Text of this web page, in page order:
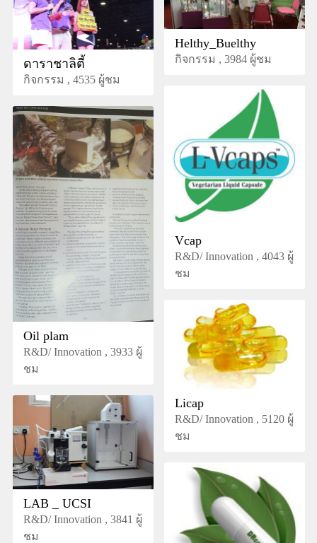
Helthy_Buelthy
กิจกรรม , 3984 ผู้ชม
ดาราชาลิตี้
กิจกรรม , 4535 ผู้ชม
Vcap
R&D/ Innovation , 4043 ผู้
ชม
Oil plam
R&D/ Innovation , 3933 ผู้
ชม
Licap
R&D/ Innovation , 5120 ผู้
ชม
LAB _ UCSI
R&D/ Innovation , 3841 ผู้
ชม